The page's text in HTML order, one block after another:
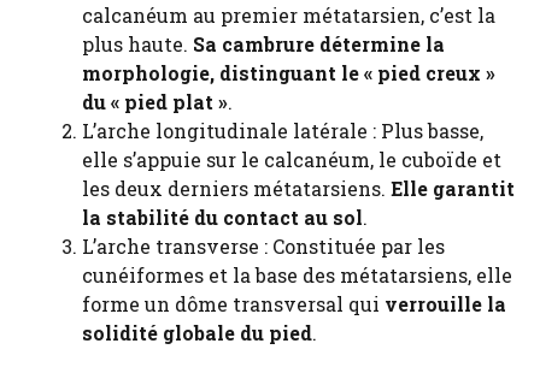
calcanéum au premier métatarsien, c’est la
plus haute. Sa cambrure détermine la
morphologie, distinguant le « pied creux »
du « pied plat ».
L’arche longitudinale latérale : Plus basse,
elle s’appuie sur le calcanéum, le cuboïde et
les deux derniers métatarsiens. Elle garantit
la stabilité du contact au sol.
L’arche transverse : Constituée par les
cunéiformes et la base des métatarsiens, elle
forme un dôme transversal qui verrouille la
solidité globale du pied.